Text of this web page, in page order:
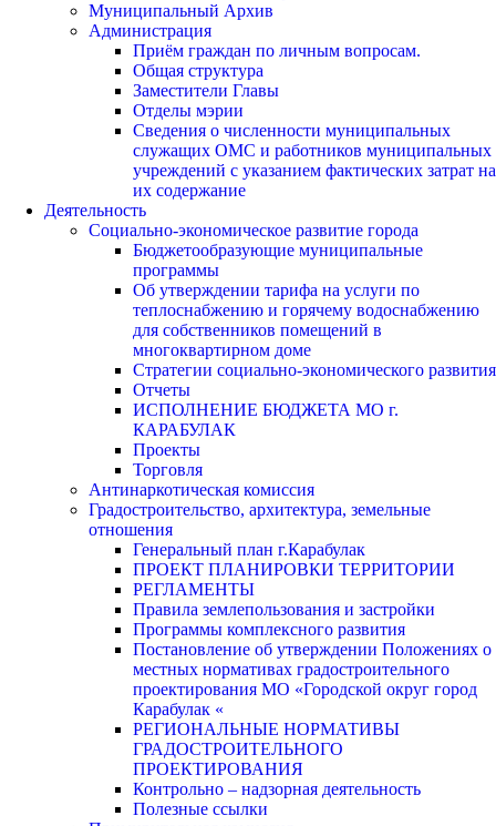
Муниципальный Архив
Администрация
Приём граждан по личным вопросам.
Общая структура
Заместители Главы
Отделы мэрии
Сведения о численности муниципальных
служащих ОМС и работников муниципальных
учреждений с указанием фактических затрат на
их содержание
Деятельность
Социально-экономическое развитие города
Бюджетообразующие муниципальные
программы
Об утверждении тарифа на услуги по
теплоснабжению и горячему водоснабжению
для собственников помещений в
многоквартирном доме
Стратегии социально-экономического развития
Отчеты
ИСПОЛНЕНИЕ БЮДЖЕТА МО г.
КАРАБУЛАК
Проекты
Торговля
Антинаркотическая комиссия
Градостроительство, архитектура, земельные
отношения
Генеральный план г.Карабулак
ПРОЕКТ ПЛАНИРОВКИ ТЕРРИТОРИИ
РЕГЛАМЕНТЫ
Правила землепользования и застройки
Программы комплексного развития
Постановление об утверждении Положениях о
местных нормативах градостроительного
проектирования МО «Городской округ город
Карабулак «
РЕГИОНАЛЬНЫЕ НОРМАТИВЫ
ГРАДОСТРОИТЕЛЬНОГО
ПРОЕКТИРОВАНИЯ
Контрольно – надзорная деятельность
Полезные ссылки